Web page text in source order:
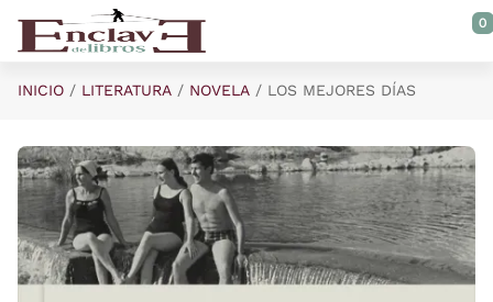
Saltar al contenido principal
0
INICIO LITERATURA NOVELA LOS MEJORES DÍAS